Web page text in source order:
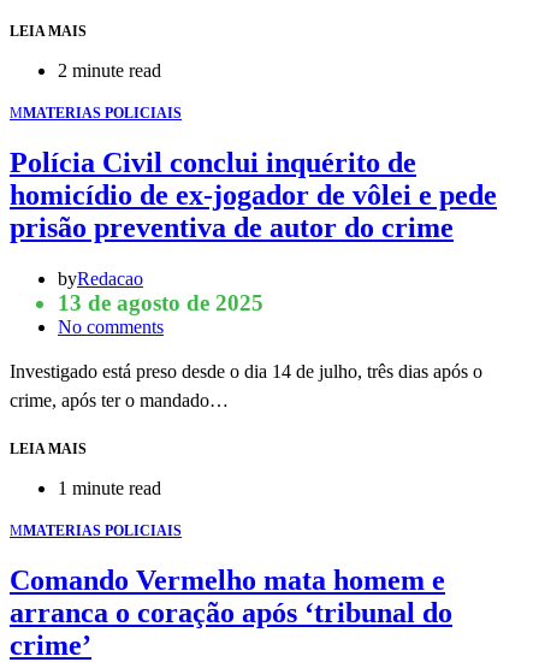
LEIA MAIS
2 minute read
MMATERIAS POLICIAIS
Polícia Civil conclui inquérito de
homicídio de ex-jogador de vôlei e pede
prisão preventiva de autor do crime
byRedacao
13 de agosto de 2025
No comments
Investigado está preso desde o dia 14 de julho, três dias após o
crime, após ter o mandado…
LEIA MAIS
1 minute read
MMATERIAS POLICIAIS
Comando Vermelho mata homem e
arranca o coração após ‘tribunal do
crime’